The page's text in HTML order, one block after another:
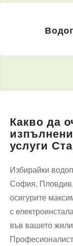
Какво да
услуги
Избирайки
София,
осигурите
с
във вашето